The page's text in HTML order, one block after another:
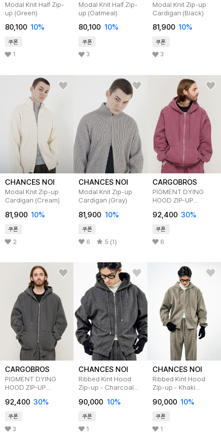
Modal Knit Half Zip-
up (Green)
80,100 10%
쿠폰
1
Modal Knit Half Zip-
up (Oatmeal)
80,100 10%
쿠폰
3
Modal Knit Zip-up
Cardigan (Black)
81,900 10%
쿠폰
3
CHANCES NOI
Modal Knit Zip-up
Cardigan (Cream)
81,900 10%
쿠폰
2
CHANCES NOI
Modal Knit Zip-up
Cardigan (Gray)
81,900 10%
쿠폰
6 5 (1)
CARGOBROS
PIGMENT DYING
HOOD ZIP-UP
92,400 30%
쿠폰
6
CARGOBROS
PIGMENT DYING
HOOD ZIP-UP
92,400 30%
쿠폰
3
CHANCES NOI
Ribbed Kint Hood
Zip-up - Charcoal
90,000 10%
쿠폰
1
CHANCES NOI
Ribbed Kint Hood
Zip-up - Khaki
90,000 10%
쿠폰
1